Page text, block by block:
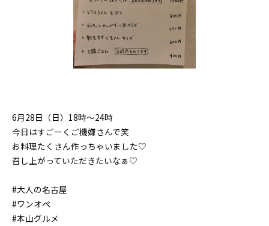
6月28日（日）18時〜24時
今日はすごーくご機嫌さんで笑
お料理たくさん作っちゃいました♡
召し上がっていただきたいなぁ♡
#大人の名古屋
#ワンオペ
#本山グルメ